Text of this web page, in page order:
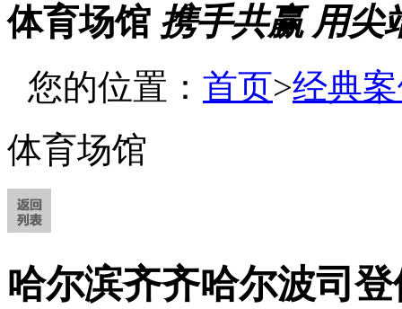
体育场馆 携手共赢 用尖
您的位置： 首页>经典
体育场馆
哈尔滨齐齐哈尔波司